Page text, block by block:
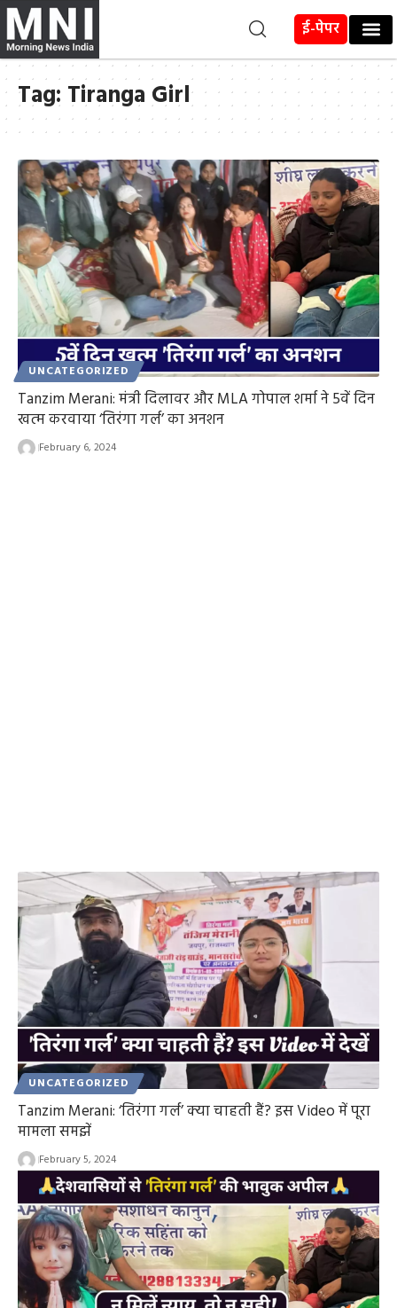
ई-पेपर
Tag: Tiranga Girl
UNCATEGORIZED
Tanzim Merani: मंत्री दिलावर और MLA गोपाल शर्मा ने 5वें दिन
खत्म करवाया ‘तिरंगा गर्ल’ का अनशन
February 6, 2024
UNCATEGORIZED
Tanzim Merani: ‘तिरंगा गर्ल’ क्या चाहती हैं? इस Video में पूरा
मामला समझें
February 5, 2024